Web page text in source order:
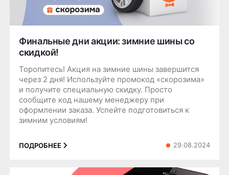
Финальные дни акции: зимние шины со
скидкой!
Торопитесь! Акция на зимние шины завершится
через 2 дня! Используйте промокод «скорозима»
и получите специальную скидку. Просто
сообщите код нашему менеджеру при
оформлении заказа. Успейте подготовиться к
зимним условиям!
ПОДРОБНЕЕ 29.08.2024